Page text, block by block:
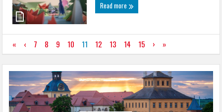
Read more
« ‹ 7 8 9 10 11 12 13 14 15 › »